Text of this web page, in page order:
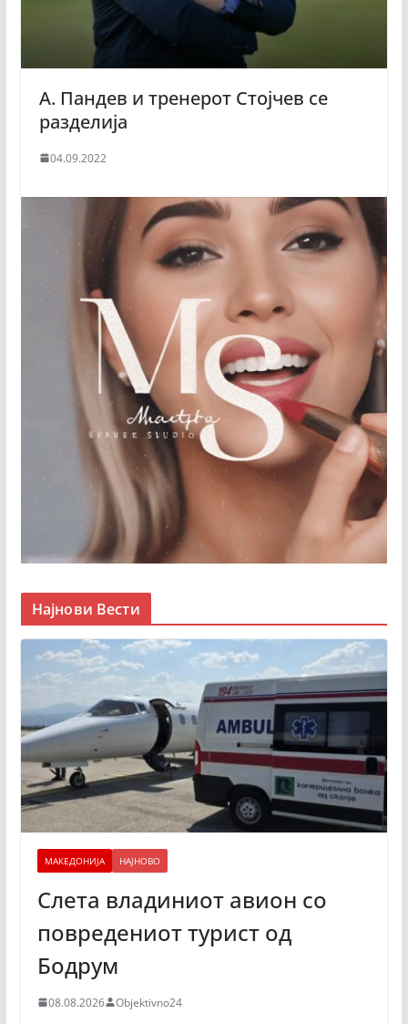
А. Пандев и тренерот Стојчев се
разделија
04.09.2022
Најнови Вести
МАКЕДОНИЈА НАЈНОВО
Слета владиниот авион со
повредениот турист од
Бодрум
08.08.2026 Objektivno24